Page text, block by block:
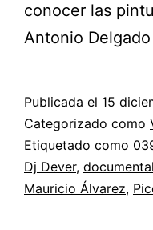
conocer las
Antonio Delgado
Publicada el 15
Categorizado como
Etiquetado como
Dj Dever, documental
Mauricio Álvarez,